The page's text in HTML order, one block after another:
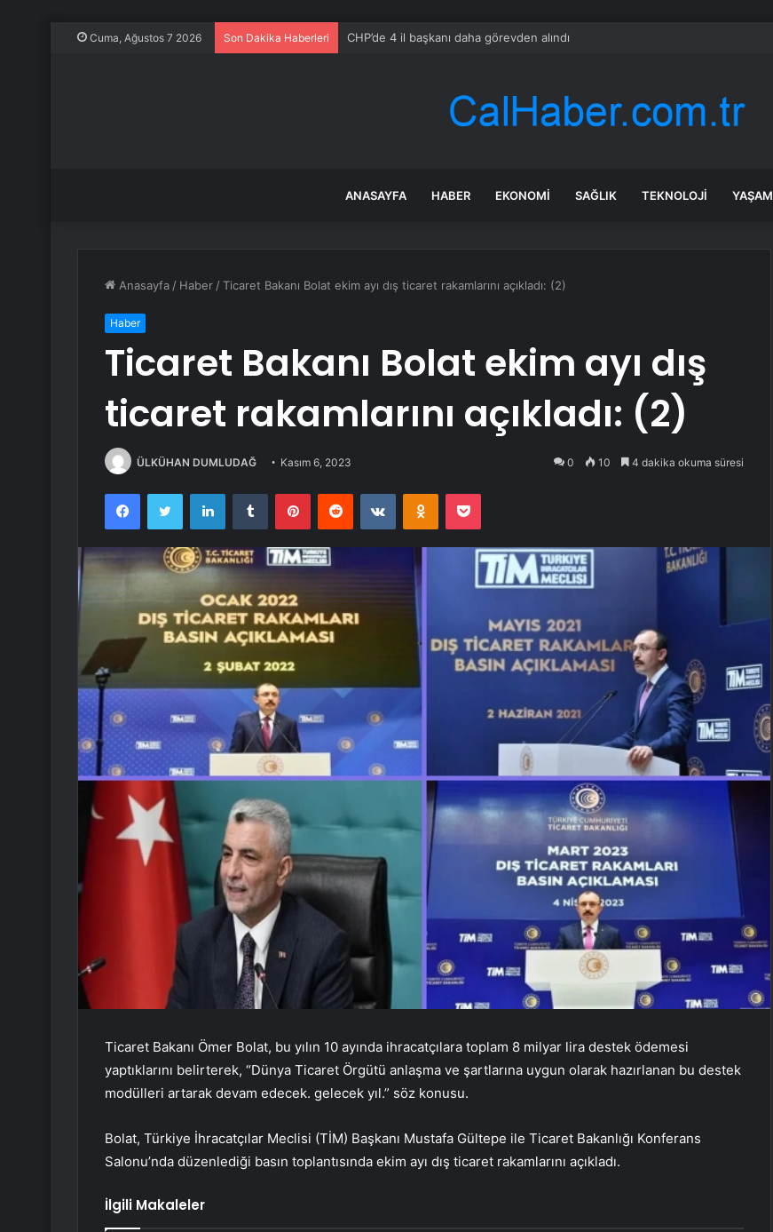
Cuma, Ağustos 7 2026 Son Dakika Haberleri CHP’de 4 il başkanı daha görevden alındı
ANASAYFA HABER EKONOMI SAĞLIK TEKNOLOJI YAŞAM
Anasayfa / Haber /Ticaret Bakanı Bolat ekim ayı dış ticaret rakamlarını açıkladı: (2)
Haber
Ticaret Bakanı Bolat ekim ayı dış
ticaret rakamlarını açıkladı: (2)
ÜLKÜHAN DUMLUDAĞ Kasım 6, 2023 0 10 4 dakika okuma süresi
FacebookTwitter LinkedInTumblr PinterestReddit VKontakteOdnoklassniki
Pocket
Ticaret Bakanı Ömer Bolat, bu yılın 10 ayında ihracatçılara toplam 8 milyar lira destek ödemesi
yaptıklarını belirterek, “Dünya Ticaret Örgütü anlaşma ve şartlarına uygun olarak hazırlanan bu destek
modülleri artarak devam edecek. gelecek yıl.” söz konusu.
Bolat, Türkiye İhracatçılar Meclisi (TİM) Başkanı Mustafa Gültepe ile Ticaret Bakanlığı Konferans
Salonu’nda düzenlediği basın toplantısında ekim ayı dış ticaret rakamlarını açıkladı.
İlgili Makaleler